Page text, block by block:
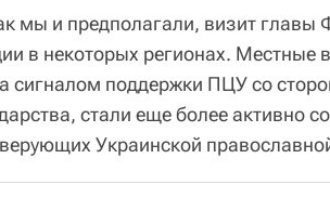
мы и предполагали, визит главы
в некоторых регионах. Местные
сигналом поддержки ПЦУ со
стали еще более активно
Украинской